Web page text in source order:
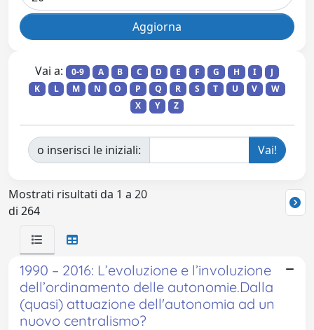
Vai a: 0-9 A B C D E F G H I
J
K
L M N O P Q R S T U V
W
X
Y Z
o inserisci le iniziali:
Mostrati risultati da 1 a 20
di 264
1990 – 2016: L’evoluzione e l’involuzione
dell’ordinamento delle autonomie.Dalla
(quasi) attuazione dell'autonomia ad un
nuovo centralismo?